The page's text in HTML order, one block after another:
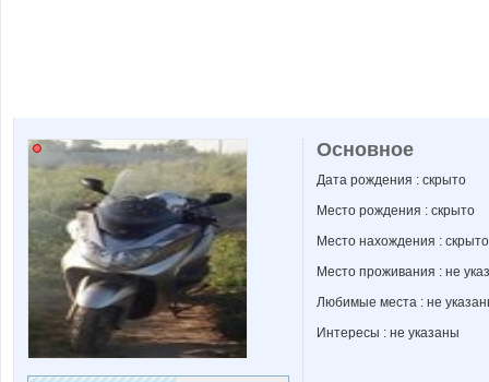
Основное
Дата рождения : скрыто
Место рождения : скрыто
Место нахождения : скрыто
Место проживания : не
Любимые места : не
Интересы : не указаны